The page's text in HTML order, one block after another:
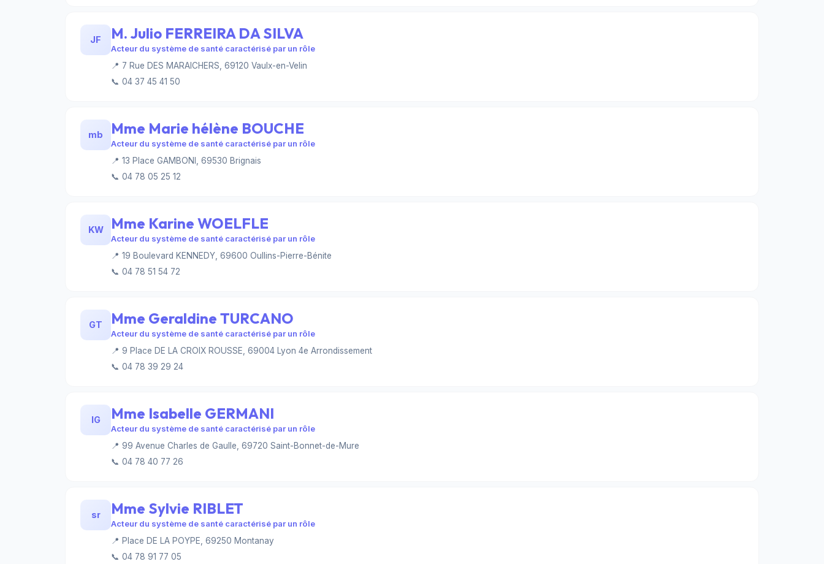
JF M. Julio FERREIRA DA SILVA
Acteur du système de santé caractérisé par un rôle
📍 7 Rue DES MARAICHERS, 69120 Vaulx-en-Velin
📞 04 37 45 41 50
mb Mme Marie hélène BOUCHE
Acteur du système de santé caractérisé par un rôle
📍 13 Place GAMBONI, 69530 Brignais
📞 04 78 05 25 12
KW Mme Karine WOELFLE
Acteur du système de santé caractérisé par un rôle
📍 19 Boulevard KENNEDY, 69600 Oullins-Pierre-Bénite
📞 04 78 51 54 72
GT Mme Geraldine TURCANO
Acteur du système de santé caractérisé par un rôle
📍 9 Place DE LA CROIX ROUSSE, 69004 Lyon 4e Arrondissement
📞 04 78 39 29 24
IG Mme Isabelle GERMANI
Acteur du système de santé caractérisé par un rôle
📍 99 Avenue Charles de Gaulle, 69720 Saint-Bonnet-de-Mure
📞 04 78 40 77 26
sr Mme Sylvie RIBLET
Acteur du système de santé caractérisé par un rôle
📍 Place DE LA POYPE, 69250 Montanay
📞 04 78 91 77 05